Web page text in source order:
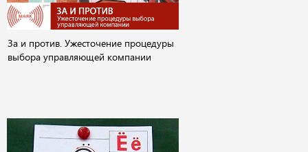
За и против. Ужесточение процедуры
выбора управляющей компании